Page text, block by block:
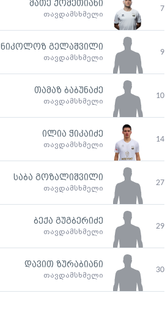
7
მათე ქომეთიანი
თავდამსხმელი
9
ნიკოლოზ გელაშვილი
თავდამსხმელი
10
თამაზ ბაბუნაძე
თავდამსხმელი
14
ილია ჭიკაიძე
თავდამსხმელი
27
საბა გოზალიშვილი
თავდამსხმელი
29
ბექა გუგბერიძე
თავდამსხმელი
30
დავით ზურაბიანი
თავდამსხმელი